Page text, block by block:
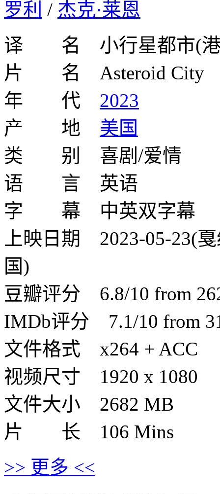
罗利 / 杰克·莱恩
译 名 小行星都市(港
片 名 Asteroid City
年 代 2023
产 地 美国
类 别 喜剧/爱情
语 言 英语
字 幕 中英双字幕
上映日期 2023-05-23(
国)
豆瓣评分 6.8/10 from
IMDb评分 7.1/10 from
文件格式 x264 + ACC
视频尺寸 1920 x 1080
文件大小 2682 MB
片 长 106 Mins
>> 更多 <<